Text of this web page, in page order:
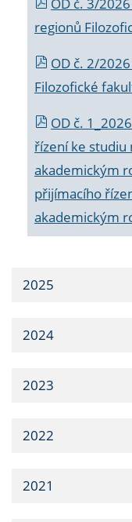
OD č. 3/
regionů
OD č. 2/
Filozofické
OD č.
řízení ke studiu
akademickým
přijímacího
akademickým
2025
2024
2023
2022
2021